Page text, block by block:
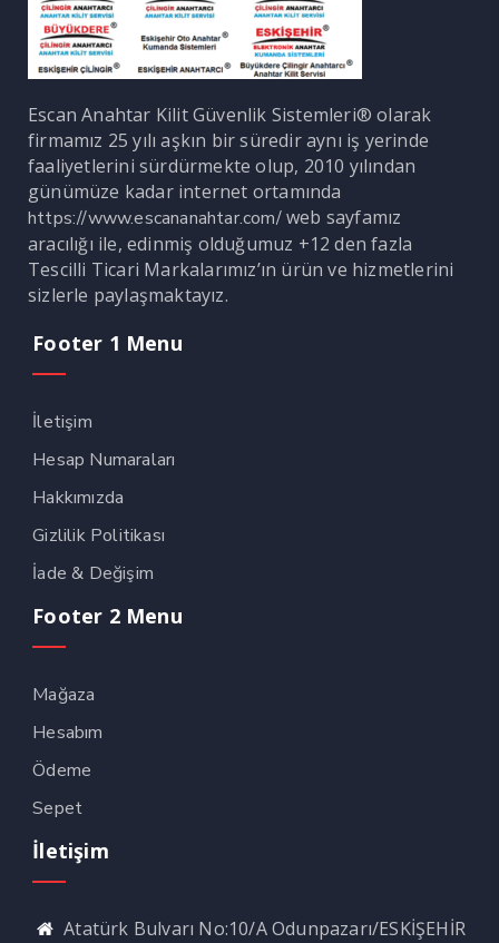
Escan Anahtar Kilit Güvenlik Sistemleri® olarak
firmamız 25 yılı aşkın bir süredir aynı iş yerinde
faaliyetlerini sürdürmekte olup, 2010 yılından
günümüze kadar internet ortamında
https://www.escananahtar.com/web sayfamız
aracılığı ile, edinmiş olduğumuz +12 den fazla
Tescilli Ticari Markalarımız’ın ürün ve hizmetlerini
sizlerle paylaşmaktayız.
Footer 1 Menu
İletişim
Hesap Numaraları
Hakkımızda
Gizlilik Politikası
İade & Değişim
Footer 2 Menu
Mağaza
Hesabım
Ödeme
Sepet
İletişim
Atatürk Bulvarı No:10/A Odunpazarı/ESKİŞEHİR